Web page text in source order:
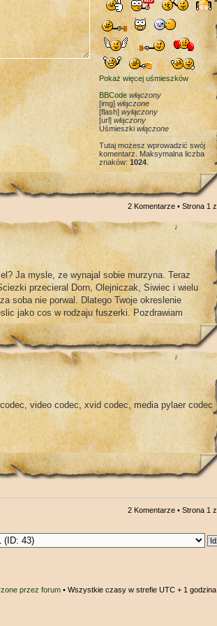
Pokaż więcej uśmieszków
BBCode włączony
[img]włączone
[flash] wyłączony
[url] włączony
Uśmieszkiwłączone
Tutaj możesz wprowadzić swój
komentarz. Maksymalna liczba
znaków: 1024.
2 Komentarze • Strona 1 z
Ja mysle, ze wynajal sobie murzyna. Teraz
przecieral Dorn, Olejniczak, Siwiec i wielu
soba nie porwal. Dlatego Twoje okreslenie
jako cos w rodzaju fuszerki. Pozdrawiam
video codec, xvid codec, media pylaer codec
2 Komentarze • Strona 1 z
przez forum• Wszystkie czasy w strefie UTC + 1 godzina